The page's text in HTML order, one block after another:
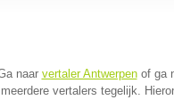
naar vertaler Antwerpenof ga
vertalers tegelijk.